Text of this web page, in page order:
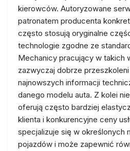
kierowców. Autoryzowane
patronatem producenta
często stosują oryginalne
technologie zgodne ze
Mechanicy pracujący w takich
zazwyczaj dobrze
najnowszych informacji
danego modelu auta. Z kolei
oferują często bardziej
klienta i konkurencyjne ceny
specjalizuje się w określonych
pojazdów i może zapewnić